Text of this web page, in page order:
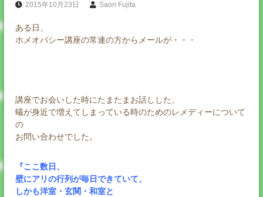
2015年10月23日 Saori Fujita
ある日、
ホメオパシー講座の常連の方からメールが・・・
講座でお会いした時にたまたまお話しした、
蟻が身近で増えてしまっている時のためのレメディーについて
の
お問い合わせでした。
『ここ数日、
壁にアリの行列が毎日できていて、
しかも洋室・玄関・和室と